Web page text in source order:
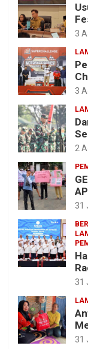
3
3
2
31
31
31